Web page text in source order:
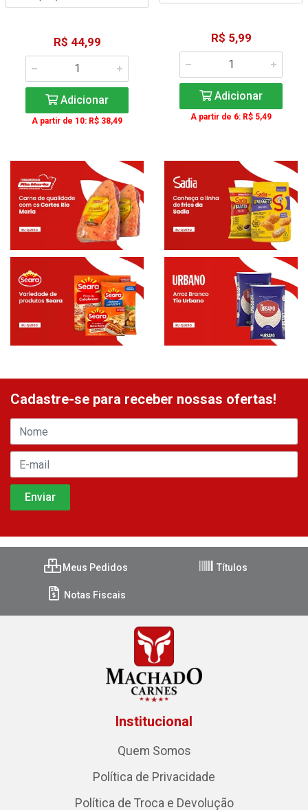
R$ 44,99
Adicionar
A partir de 10: R$ 38,49
R$ 5,99
Adicionar
A partir de 6: R$ 5,49
Cadastre-se para receber nossas ofertas!
Meus Pedidos Títulos
Notas Fiscais
Institucional
Quem Somos
Política de Privacidade
Política de Troca e Devolução